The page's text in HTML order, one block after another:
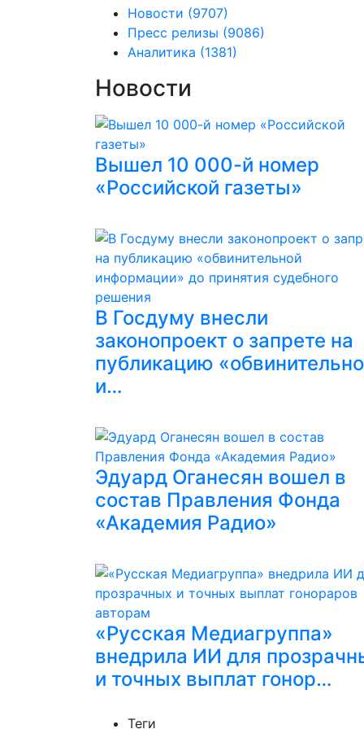
Новости (9707)
Пресс релизы (9086)
Аналитика (1381)
Новости
Вышел 10 000-й номер
«Российской газеты»
В Госдуму внесли
законопроект о запрете на
публикацию
и…
Эдуард Оганесян вошел в
состав Правления Фонда
«Академия Радио»
«Русская Медиагруппа»
внедрила ИИ для
и точных выплат гонор…
Теги